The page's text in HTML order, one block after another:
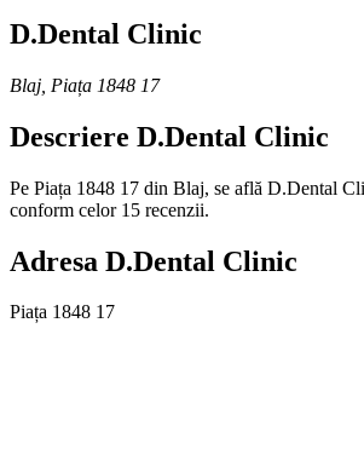
D.Dental Clinic
Blaj Piața 1848 17
Descriere D.Dental Clinic
Pe Piața 1848 17 din Blaj, se află D.Dental
conform celor 15 recenzii.
Adresa D.Dental Clinic
Piața 1848 17